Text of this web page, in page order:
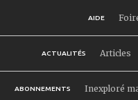
AIDE
ACTUALITÉS Articles
ABONNEMENTS Inexploré